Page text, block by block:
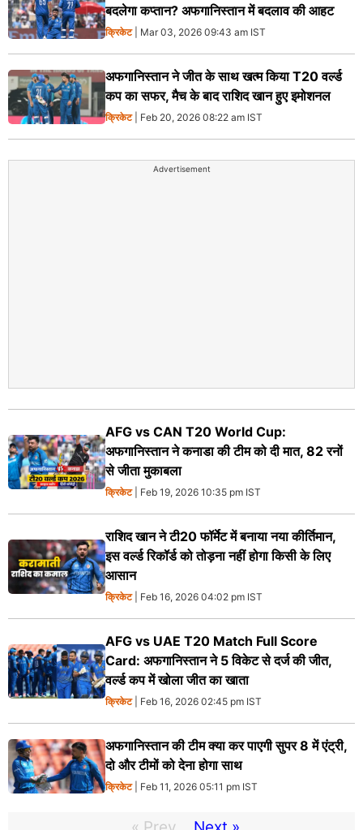
बदलेगा कप्तान? अफगानिस्तान में बदलाव की आहट
क्रिकेट| Mar 03, 2026 09:43 am IST
अफगानिस्तान ने जीत के साथ खत्म किया T20 वर्ल्ड
कप का सफर, मैच के बाद राशिद खान हुए इमोशनल
क्रिकेट| Feb 20, 2026 08:22 am IST
Advertisement
AFG vs CAN T20 World Cup:
अफगानिस्तान ने कनाडा की टीम को दी मात, 82 रनों
से जीता मुकाबला
क्रिकेट| Feb 19, 2026 10:35 pm IST
राशिद खान ने टी20 फॉर्मेट में बनाया नया कीर्तिमान,
इस वर्ल्ड रिकॉर्ड को तोड़ना नहीं होगा किसी के लिए
आसान
क्रिकेट| Feb 16, 2026 04:02 pm IST
AFG vs UAE T20 Match Full Score
Card: अफगानिस्तान ने 5 विकेट से दर्ज की जीत,
वर्ल्ड कप में खोला जीत का खाता
क्रिकेट| Feb 16, 2026 02:45 pm IST
अफगानिस्तान की टीम क्या कर पाएगी सुपर 8 में एंट्री,
दो और टीमों को देना होगा साथ
क्रिकेट| Feb 11, 2026 05:11 pm IST